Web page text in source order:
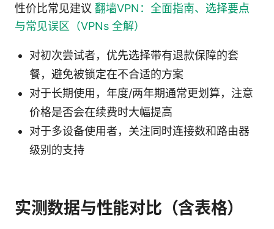
性价比常见建议 翻墙VPN：全面指南、选择要点
与常见误区（VPNs 全解）
对初次尝试者，优先选择带有退款保障的套
餐，避免被锁定在不合适的方案
对于长期使用，年度/两年期通常更划算，注意
价格是否会在续费时大幅提高
对于多设备使用者，关注同时连接数和路由器
级别的支持
实测数据与性能对比（含表格）